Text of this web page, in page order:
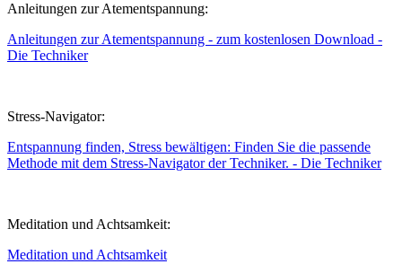
Anleitungen zur Atementspannung:
Anleitungen zur Atementspannung - zum kostenlosen Download -
Die Techniker
Stress-Navigator:
Entspannung finden, Stress bewältigen: Finden Sie die passende
Methode mit dem Stress-Navigator der Techniker. - Die Techniker
Meditation und Achtsamkeit:
Meditation und Achtsamkeit